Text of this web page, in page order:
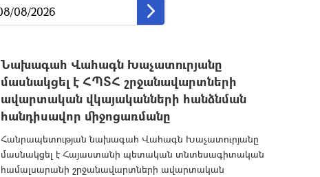
Նախագահ Վահագն Խաչատուրյանը
մասնակցել է ՀՊՏՀ շրջանավարտների
ավարտական վկայականների հանձնման
հանդիսավոր միջոցառմանը
Հանրապետության նախագահ Վահագն Խաչատուրյանը
մասնակցել է Հայաստանի պետական տնտեսագիտական
համալսարանի շրջանավարտների ավարտական